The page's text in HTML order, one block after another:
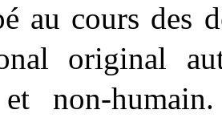
au cours des
original
non-